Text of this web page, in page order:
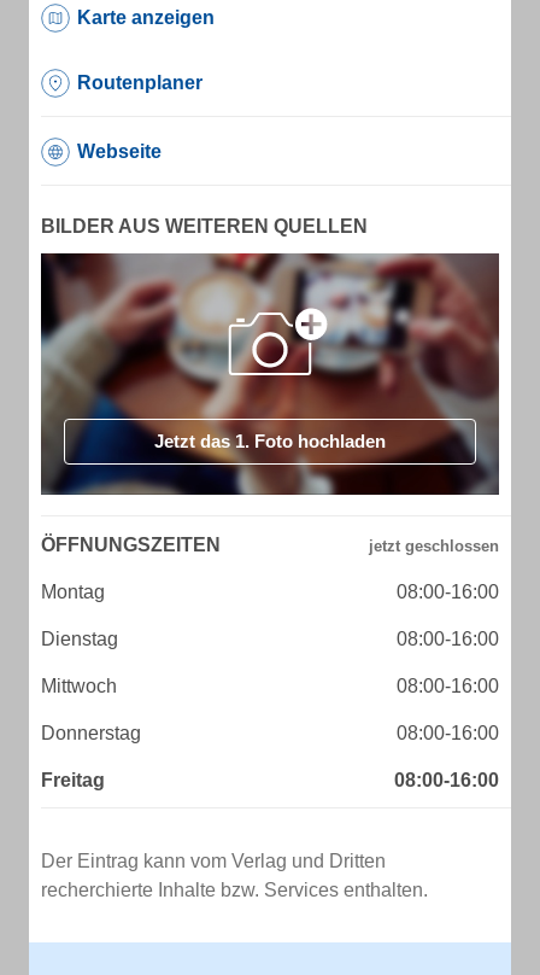
Karte anzeigen
Routenplaner
Webseite
BILDER AUS WEITEREN QUELLEN
Jetzt das 1. Foto hochladen
ÖFFNUNGSZEITEN
Montag 08:00-16:00
Dienstag 08:00-16:00
Mittwoch 08:00-16:00
Donnerstag 08:00-16:00
Freitag 08:00-16:00
Der Eintrag kann vom Verlag und Dritten
recherchierte Inhalte bzw. Services enthalten.